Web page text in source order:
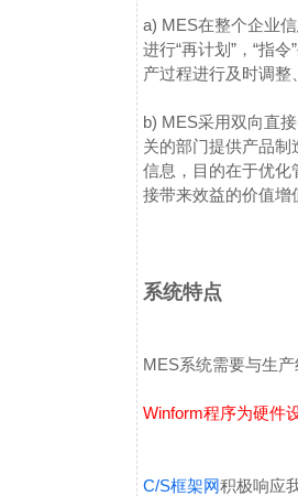
a) MES在整个企业
进行“再计划”，“指
产过程进行及时调整
b) MES采用双向直
关的部门提供产品
信息，目的在于优化
接带来效益的价值
系统特点
MES系统需要与生
Winform程序为硬件
C/S框架网积极响应